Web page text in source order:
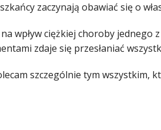
zaczynają obawiać się o
wpływ ciężkiej choroby jednego
zdaje się przesłaniać
szczególnie tym wszystkim,